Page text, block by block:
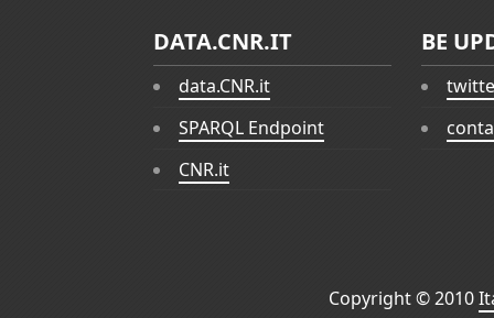
DATA.CNR.IT
data.CNR.it
SPARQL Endpoint
CNR.it
BE
Copyright © 2010